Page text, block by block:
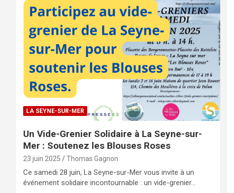
LA SEYNE-SUR-MER
Un Vide-Grenier Solidaire à La Seyne-sur-
Mer : Soutenez les Blouses Roses
23 juin 2025 Thomas Gagnon
Ce samedi 28 juin, La Seyne-sur-Mer vous invite à un
événement solidaire incontournable : un vide-grenier…